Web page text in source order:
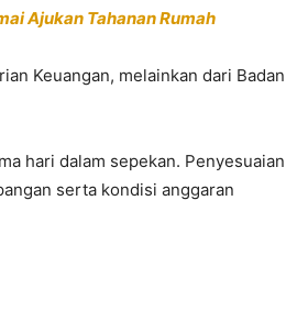
Ajukan Tahanan Rumah
Keuangan, melainkan dari Badan
hari dalam sepekan. Penyesuaian
serta kondisi anggaran